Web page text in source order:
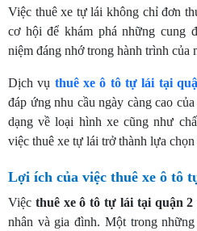
Việc thuê xe tự lái không chỉ đơn
cơ hội để khám phá những cung
niệm đáng nhớ trong hành trình của
Dịch vụ thuê xe ô tô tự lái tại
đáp ứng nhu cầu ngày càng cao
dạng về loại hình xe cũng như
việc thuê xe tự lái trở thành lựa
Lợi ích của việc thuê xe ô tô
Việc thuê xe ô tô tự lái tại quận 2
nhân và gia đình. Một trong